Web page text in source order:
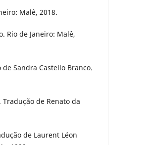
Malê, 2018.
Rio de Janeiro: Malê,
Sandra Castello Branco.
Tradução de Renato da
de Laurent Léon